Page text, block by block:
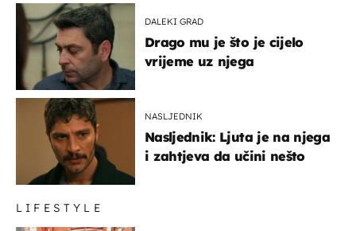
DALEKI GRAD
Drago mu je što je cijelo
vrijeme uz njega
NASLJEDNIK
Nasljednik: Ljuta je na njega
i zahtjeva da učini nešto
LIFESTYLE